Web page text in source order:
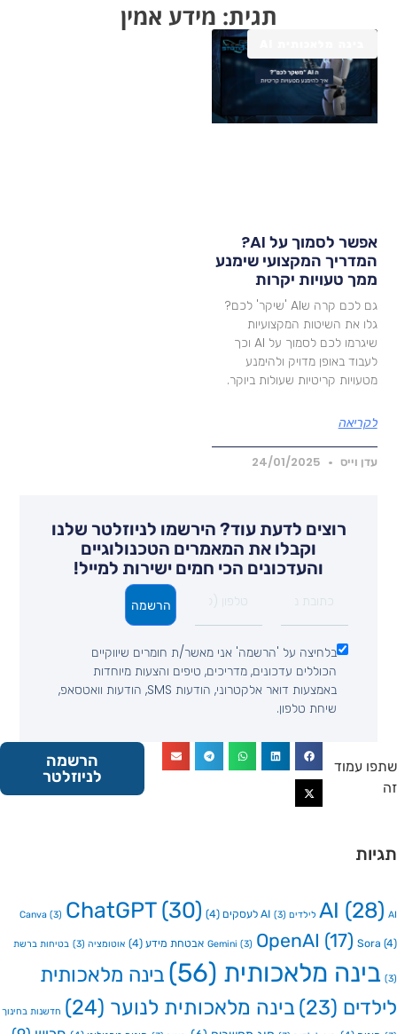
תגית: מידע אמין
אפשר לסמוך על AI?
המקצועי שימנע
טעויות יקרות
גם לכם קרה שAI 'שיקר' לכם?
את השיטות המקצועיות
שיגרמו לכם לסמוך על AI וכך
באופן מדויק ולהימנע
קריטיות שעולות ביוקר.
וייס 24/01/2025
רוצים לדעת עוד? הירשמו לניוזלטר שלנו
וקבלו את המאמרים הטכנולוגיים
והעדכונים הכי חמים ישירות למייל!
בלחיצה על 'הרשמה' אני מאשר/ת חומרים שיווקיים
הכוללים עדכונים, מדריכים, טיפים והצעות מיוחדות
באמצעות דואר אלקטרוני, הודעות SMS, הודעות וואטסאפ,
שיחת טלפון.
הרשמה
עמוד
הרשמה
לניוזלטר
AI
(3) AI לעסקים (4)
Canva(3) ChatGPT(30)
Gemini(3) OpenAI(17) אבטחת מידע (4) אוטומציה(3) בטיחות ברשת
מלאכותית(56)
בינה מלאכותית
(23) בינה מלאכותית לנוער(24) חדשנות בחינוך